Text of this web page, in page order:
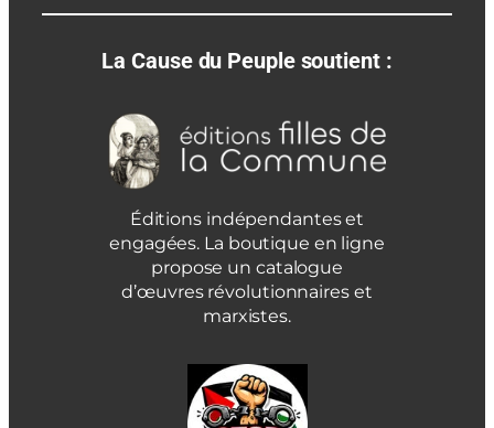
La Cause du Peuple soutient :
Éditions indépendantes et
engagées. La boutique en ligne
propose un catalogue
d’œuvres révolutionnaires et
marxistes.